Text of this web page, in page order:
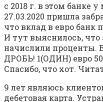
с 2018 г. в этом банке
27.03.2020 пришла
что вклад в евро банк
И тут выяснилось, что
начислили
ДРОБЬ! 1(ОДИН) евро 50
Спасибо, что хот.
9 лет являюсь
дебетовая карта.